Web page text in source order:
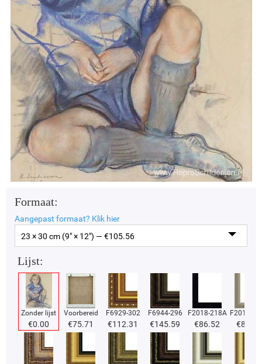
Formaat:
Aangepast formaat? Klik hier
23 × 30 cm (9" × 12") — €105.56
Lijst:
Zonder lijst
€0.00
Voorbereid
€75.71
F6929-302
€112.31
F6944-296
€145.59
F2018-218A
€86.52
F2018-
€86.52